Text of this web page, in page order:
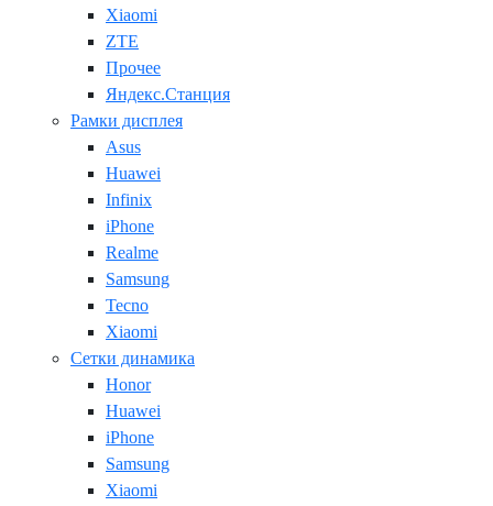
Xiaomi
ZTE
Прочее
Яндекс.Станция
Рамки дисплея
Asus
Huawei
Infinix
iPhone
Realme
Samsung
Tecno
Xiaomi
Сетки динамика
Honor
Huawei
iPhone
Samsung
Xiaomi